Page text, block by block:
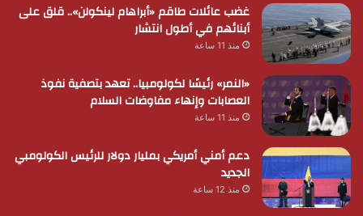
غضب عائلات طاقم «أبراهام لينكولن».. قلق على
أبنائهم في أطول انتشار
منذ 11 ساعة
«النمر» رئيسًا لكولومبيا.. تعهد بتصفية نفوذ
العصابات وإنهاء مفاوضات السلام
منذ 11 ساعة
دعم أمني أمريكي بمليار دولار للرئيس الكولومبي
الجديد
منذ 12 ساعة